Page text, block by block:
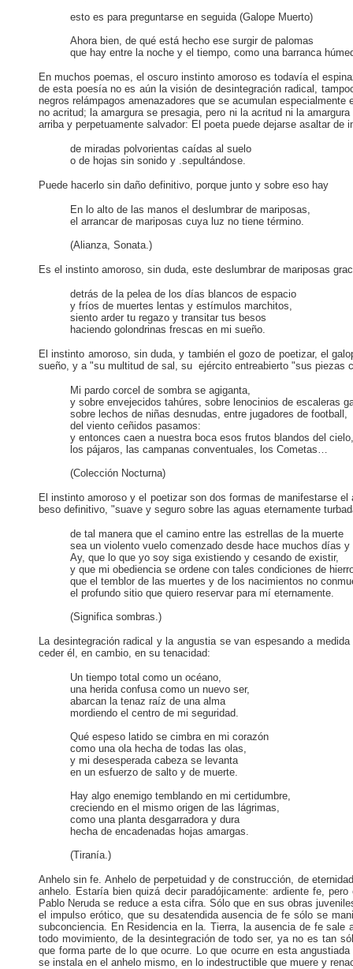
esto es para preguntarse en seguida (Galope Muerto)
Ahora bien, de qué está hecho ese surgir de palomas
que hay entre la noche y el tiempo, como una barranca
En muchos poemas, el oscuro instinto amoroso es todavía el
de esta poesía no es aún la visión de desintegración radical,
negros relámpagos amenazadores que se acumulan
no acritud; la amargura se presagia, pero ni la acritud ni la
arriba y perpetuamente salvador: El poeta puede dejarse asaltar de
de miradas polvorientas caídas al suelo
o de hojas sin sonido y .sepultándose.
Puede hacerlo sin daño definitivo, porque junto y sobre eso hay
En lo alto de las manos el deslumbrar de mariposas,
el arrancar de mariposas cuya luz no tiene término.
(Alianza, Sonata.)
Es el instinto amoroso, sin duda, este deslumbrar de mariposas
detrás de la pelea de los días blancos de espacio
y fríos de muertes lentas y estímulos marchitos,
siento arder tu regazo y transitar tus besos
haciendo golondrinas frescas en mi sueño.
El instinto amoroso, sin duda, y también el gozo de poetizar, el
sueño, y a "su multitud de sal, su ejército entreabierto "sus piezas
Mi pardo corcel de sombra se agiganta,
y sobre envejecidos tahúres, sobre lenocinios de escaleras
sobre lechos de niñas desnudas, entre jugadores de football,
del viento ceñidos pasamos:
y entonces caen a nuestra boca esos frutos blandos del cielo,
los pájaros, las campanas conventuales, los Cometas…
(Colección Nocturna)
El instinto amoroso y el poetizar son dos formas de manifestarse
beso definitivo, "suave y seguro sobre las aguas eternamente
de tal manera que el camino entre las estrellas de la muerte
sea un violento vuelo comenzado desde hace muchos días
Ay, que lo que yo soy siga existiendo y cesando de existir,
y que mi obediencia se ordene con tales condiciones de
que el temblor de las muertes y de los nacimientos no
el profundo sitio que quiero reservar para mí eternamente.
(Significa sombras.)
La desintegración radical y la angustia se van espesando a
ceder él, en cambio, en su tenacidad:
Un tiempo total como un océano,
una herida confusa como un nuevo ser,
abarcan la tenaz raíz de una alma
mordiendo el centro de mi seguridad.
Qué espeso latido se cimbra en mi corazón
como una ola hecha de todas las olas,
y mi desesperada cabeza se levanta
en un esfuerzo de salto y de muerte.
Hay algo enemigo temblando en mi certidumbre,
creciendo en el mismo origen de las lágrimas,
como una planta desgarradora y dura
hecha de encadenadas hojas amargas.
(Tiranía.)
Anhelo sin fe. Anhelo de perpetuidad y de construcción, de
anhelo. Estaría bien quizá decir paradójicamente: ardiente fe,
Pablo Neruda se reduce a esta cifra. Sólo que en sus obras
el impulso erótico, que su desatendida ausencia de fe sólo se
subconciencia. En Residencia en la. Tierra, la ausencia de fe
todo movimiento, de la desintegración de todo ser, ya no es tan
que forma parte de lo que ocurre. Lo que ocurre en esta
se instala en el anhelo mismo, en lo indestructible que muere y